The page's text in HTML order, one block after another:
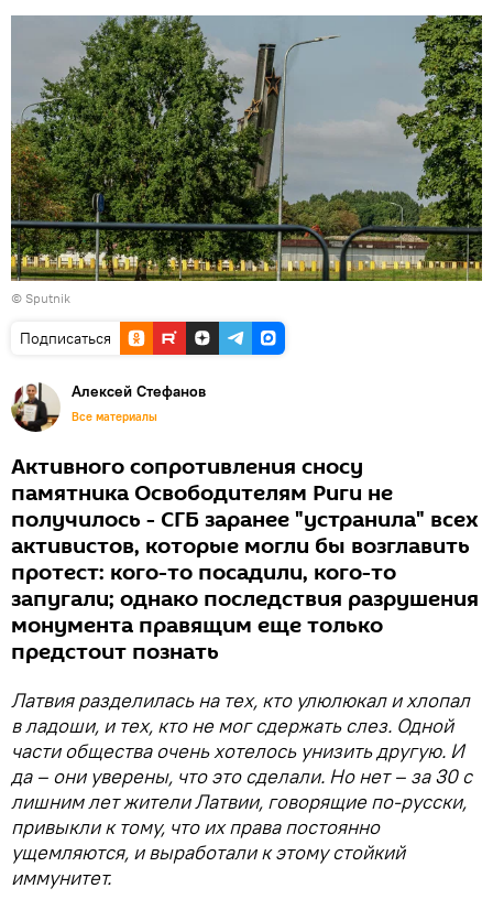
© Sputnik
Подписаться
Алексей Стефанов
Все материалы
Активного сопротивления сносу
памятника Освободителям Риги не
получилось - СГБ заранее "устранила" всех
активистов, которые могли бы возглавить
протест: кого-то посадили, кого-то
запугали; однако последствия разрушения
монумента правящим еще только
предстоит познать
Латвия разделилась на тех, кто улюлюкал и хлопал
в ладоши, и тех, кто не мог сдержать слез. Одной
части общества очень хотелось унизить другую. И
да – они уверены, что это сделали. Но нет – за 30 с
лишним лет жители Латвии, говорящие по-русски,
привыкли к тому, что их права постоянно
ущемляются, и выработали к этому стойкий
иммунитет.